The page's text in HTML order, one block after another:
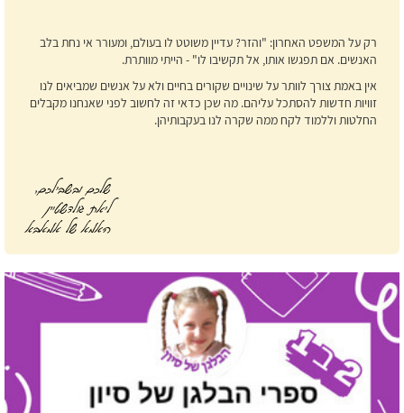
רק על המשפט האחרון: "והזר? עדיין משוטט לו בעולם, ומעורר אי נחת בלב
האנשים. אם תפגשו אותו, אל תקשיבו לו" - הייתי מוותרת.
אין באמת צורך לוותר על שינויים שקורים בחיים ולא על אנשים שמביאים לנו
זוויות חדשות להסתכל עליהם. מה שכן כדאי זה לחשוב לפני שאנחנו מקבלים
החלטות וללמוד לקח ממה שקרה לנו בעקבותיהן.